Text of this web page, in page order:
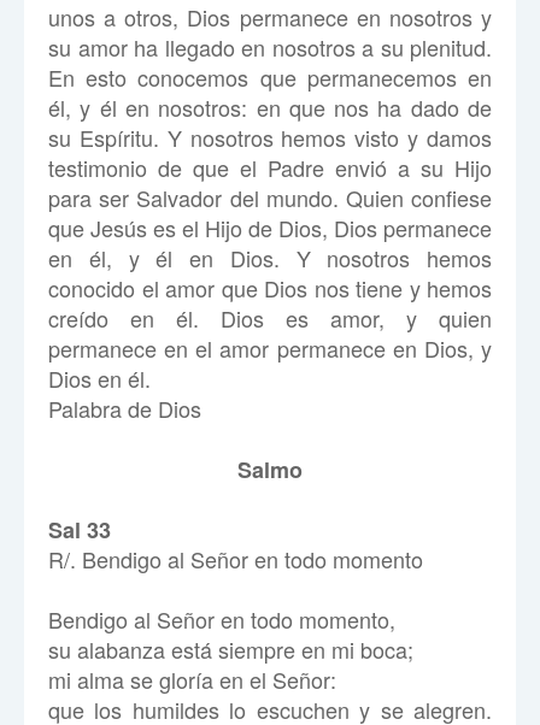
unos a otros, Dios permanece en nosotros y
su amor ha llegado en nosotros a su plenitud.
En esto conocemos que permanecemos en
él, y él en nosotros: en que nos ha dado de
su Espíritu. Y nosotros hemos visto y damos
testimonio de que el Padre envió a su Hijo
para ser Salvador del mundo. Quien confiese
que Jesús es el Hijo de Dios, Dios permanece
en él, y él en Dios. Y nosotros hemos
conocido el amor que Dios nos tiene y hemos
creído en él. Dios es amor, y quien
permanece en el amor permanece en Dios, y
Dios en él.
Palabra de Dios
Salmo
Sal 33
R/. Bendigo al Señor en todo momento
Bendigo al Señor en todo momento,
su alabanza está siempre en mi boca;
mi alma se gloría en el Señor:
que los humildes lo escuchen y se alegren.